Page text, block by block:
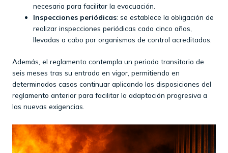
necesaria para facilitar la evacuación.​
Inspecciones periódicas: se establece la obligación de
realizar inspecciones periódicas cada cinco años,
llevadas a cabo por organismos de control acreditados.​
Además, el reglamento contempla un periodo transitorio de
seis meses tras su entrada en vigor, permitiendo en
determinados casos continuar aplicando las disposiciones del
reglamento anterior para facilitar la adaptación progresiva a
las nuevas exigencias.​